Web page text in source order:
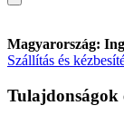
Magyarország:
Szállítás és
Tulajdonságok